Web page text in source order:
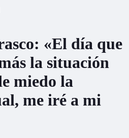
«El día que
la situación
miedo la
me iré a mi